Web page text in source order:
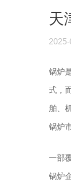
天
锅炉
式，
舶、
锅炉
一部
锅炉